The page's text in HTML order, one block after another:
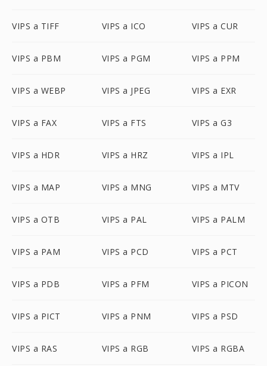
VIPS a TIFF VIPS a ICO VIPS a CUR
VIPS a PBM VIPS a PGM VIPS a PPM
VIPS a WEBP VIPS a JPEG VIPS a EXR
VIPS a FAX VIPS a FTS VIPS a G3
VIPS a HDR VIPS a HRZ VIPS a IPL
VIPS a MAP VIPS a MNG VIPS a MTV
VIPS a OTB VIPS a PAL VIPS a PALM
VIPS a PAM VIPS a PCD VIPS a PCT
VIPS a PDB VIPS a PFM VIPS a PICON
VIPS a PICT VIPS a PNM VIPS a PSD
VIPS a RAS VIPS a RGB VIPS a RGBA